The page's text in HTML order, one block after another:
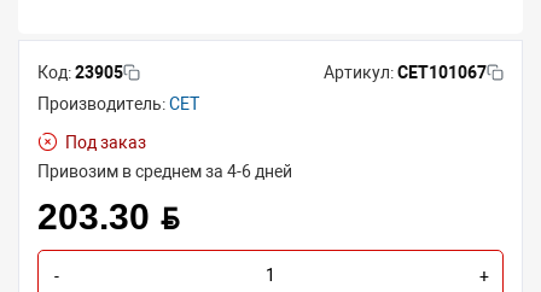
Код:23905 Артикул:CET101067
Производитель:CET
Под заказ
Привозим в среднем за 4-6 дней
203.30 BYN
- +